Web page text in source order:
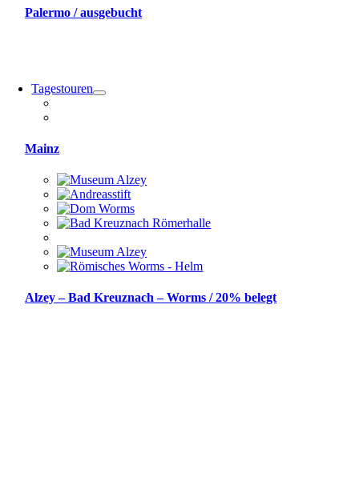
Palermo / ausgebucht
Tagestouren
Mainz
Alzey – Bad Kreuznach – Worms / 20% belegt